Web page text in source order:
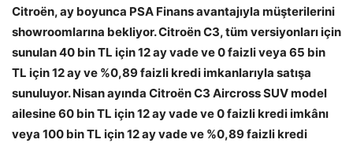
Citroën,ay boyunca PSA Finans avantajıyla müşterilerini
showroomlarına bekliyor.Citroën C3, tüm versiyonları için
sunulan 40 bin TL için 12 ay vade ve 0 faizli veya 65 bin
TL için 12 ay ve %0,89 faizli kredi imkanlarıyla satışa
sunuluyor.Nisan ayında Citroën C3 Aircross SUV model
ailesine60 bin TL için 12 ay vade ve 0 faizli krediimkânı
veya 100 bin TL için 12 ay vade ve %0,89 faizli kredi